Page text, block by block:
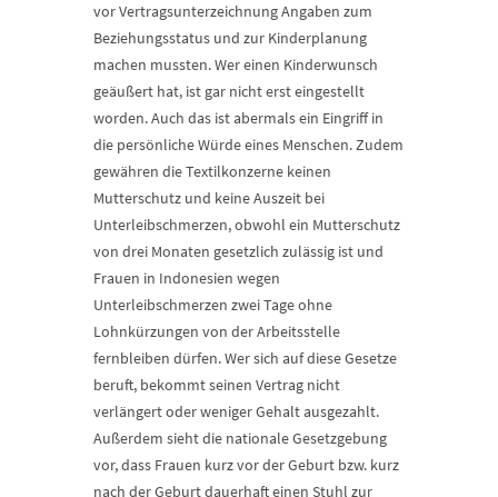
vor Vertragsunterzeichnung Angaben zum
Beziehungsstatus und zur Kinderplanung
machen mussten. Wer einen Kinderwunsch
geäußert hat, ist gar nicht erst eingestellt
worden. Auch das ist abermals ein Eingriff in
die persönliche Würde eines Menschen. Zudem
gewähren die Textilkonzerne keinen
Mutterschutz und keine Auszeit bei
Unterleibschmerzen, obwohl ein Mutterschutz
von drei Monaten gesetzlich zulässig ist und
Frauen in Indonesien wegen
Unterleibschmerzen zwei Tage ohne
Lohnkürzungen von der Arbeitsstelle
fernbleiben dürfen. Wer sich auf diese Gesetze
beruft, bekommt seinen Vertrag nicht
verlängert oder weniger Gehalt ausgezahlt.
Außerdem sieht die nationale Gesetzgebung
vor, dass Frauen kurz vor der Geburt bzw. kurz
nach der Geburt dauerhaft einen Stuhl zur